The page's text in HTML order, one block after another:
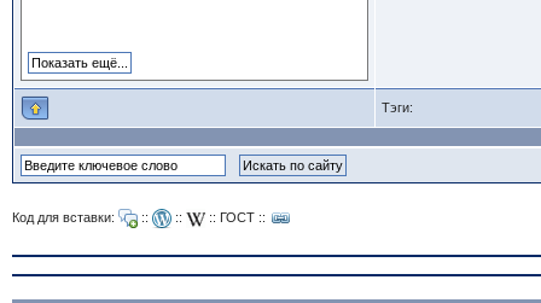
Тэги:
Код для вставки: :: :: :: ГОСТ::